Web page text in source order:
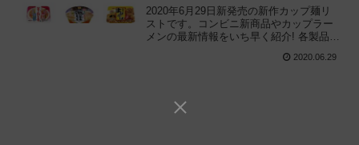
ブラック風牛まぜそばにも注目
2020年6月29日新発売の新作カップ麺リ
ストです。コンビニ新商品やカップラー
メンの最新情報をいち早く紹介! 各製品の
の新作情報もありますので、カップ麺の
2020.06.29